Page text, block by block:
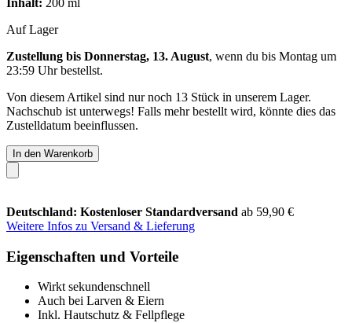
Auf Lager
Zustellung bis Donnerstag, 13. August, wenn du bis Montag um
23:59 Uhrbestellst.
Von diesem Artikel sind nur noch 13 Stück in unserem Lager.
Nachschub ist unterwegs! Falls mehr bestellt wird, könnte dies das
Zustelldatum beeinflussen.
In den Warenkorb
Deutschland: Kostenloser Standardversand ab 59,90 €
Weitere Infos zu Versand & Lieferung
Eigenschaften und Vorteile
Wirkt sekundenschnell
Auch bei Larven & Eiern
Inkl. Hautschutz & Fellpflege